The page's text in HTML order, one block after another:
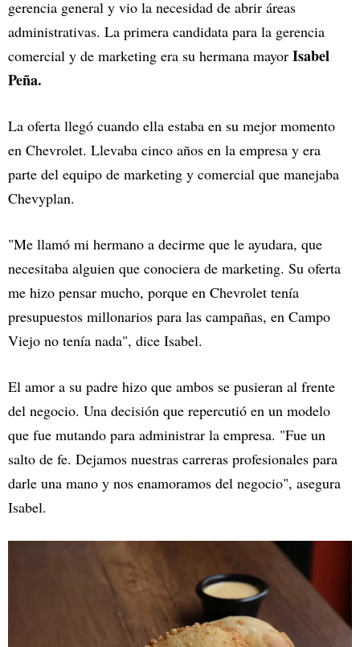
gerencia general y vio la necesidad de abrir áreas
administrativas. La primera candidata para la gerencia
comercial y de marketing era su hermana mayor Isabel
Peña.
La oferta llegó cuando ella estaba en su mejor momento
en Chevrolet. Llevaba cinco años en la empresa y era
parte del equipo de marketing y comercial que manejaba
Chevyplan.
"Me llamó mi hermano a decirme que le ayudara, que
necesitaba alguien que conociera de marketing. Su oferta
me hizo pensar mucho, porque en Chevrolet tenía
presupuestos millonarios para las campañas, en Campo
Viejo no tenía nada", dice Isabel.
El amor a su padre hizo que ambos se pusieran al frente
del negocio. Una decisión que repercutió en un modelo
que fue mutando para administrar la empresa. "Fue un
salto de fe. Dejamos nuestras carreras profesionales para
darle una mano y nos enamoramos del negocio", asegura
Isabel.